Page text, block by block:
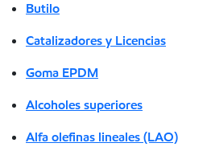
Butilo
Catalizadores y Licencias
Goma EPDM
Alcoholes superiores
Alfa olefinas lineales (LAO)